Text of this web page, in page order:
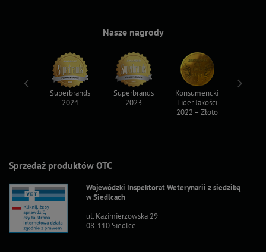
Sprzedaż produktów OTC
Wojewódzki Inspektorat Weterynarii z siedzibą
w Siedlcach
ul. Kazimierzowska 29
08-110 Siedlce
Nasze nagrody
Superbrands
2024
Superbrands
2023
Konsumencki
Lider Jakości
2022 – Złoto